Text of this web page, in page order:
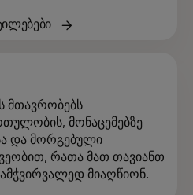
მთავრობებს
მონაცემებზე
და მორგებული
რათა მათ თავიანთ
მიაღწიონ.